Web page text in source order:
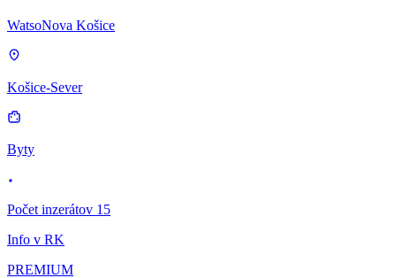
WatsoNova Košice
Košice-Sever
Byty
Počet inzerátov 15
Info v RK
PREMIUM